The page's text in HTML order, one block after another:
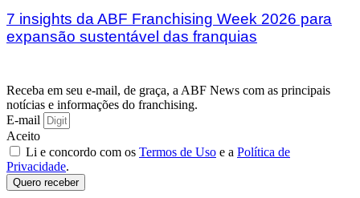
7 insights da ABF Franchising Week 2026 para
expansão sustentável das franquias
Receba em seu e-mail, de graça, a ABF News com as principais
notícias e informações do franchising.
E-mail
Aceito
Li e concordo com os Termos de Uso e a Política de
Privacidade.
Quero receber